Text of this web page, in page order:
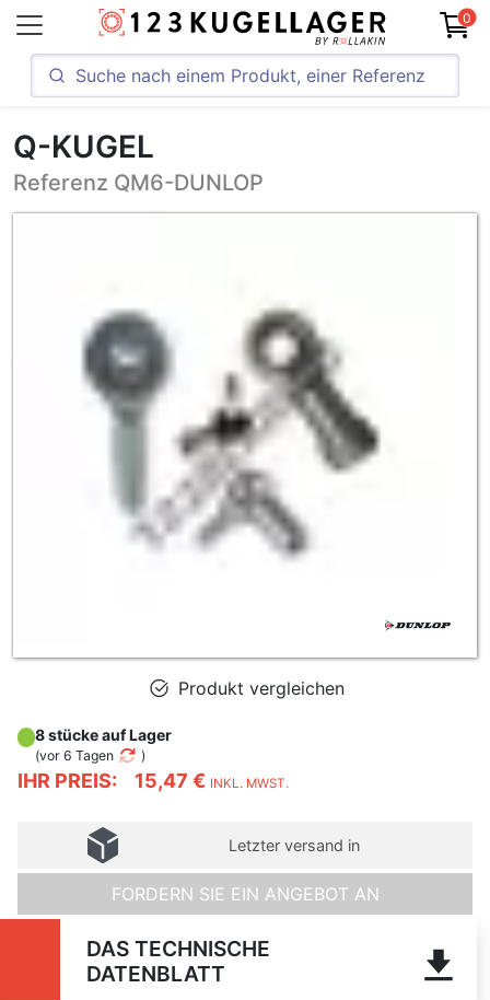
0
Q-KUGEL
Referenz QM6-DUNLOP
Produkt vergleichen
IHR PREIS: 15,47 € INKL. MWST.
8 stücke auf Lager
(vor 6 Tagen )
Letzter versand in
FORDERN SIE EIN ANGEBOT AN
DAS TECHNISCHE
DATENBLATT